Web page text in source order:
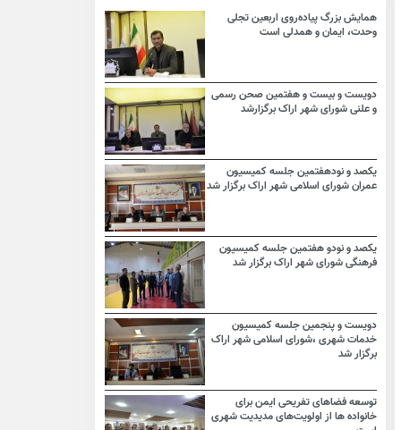
همایش بزرگ پیاده‌روی اربعین تجلی
وحدت، ایمان و همدلی است
دویست و بیست و هفتمین صحن رسمی
و علنی شورای شهر اراک برگزارشد
یکصد و نودهفتمین جلسه کمیسیون
عمران شورای اسلامی شهر اراک برگزار شد
یکصد و نودو هفتمین جلسه کمیسیون
فرهنگی شورای شهر اراک برگزار شد
دویست و پنجمین جلسه کمیسیون
خدمات شهری ،شورای اسلامی شهر اراک
برگزار شد
توسعه فضاهای تفریحی ایمن برای
خانواده ها از اولویت‌های مدیدیت شهری